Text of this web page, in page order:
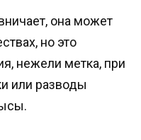
она может
но это
нежели метка, при
или разводы